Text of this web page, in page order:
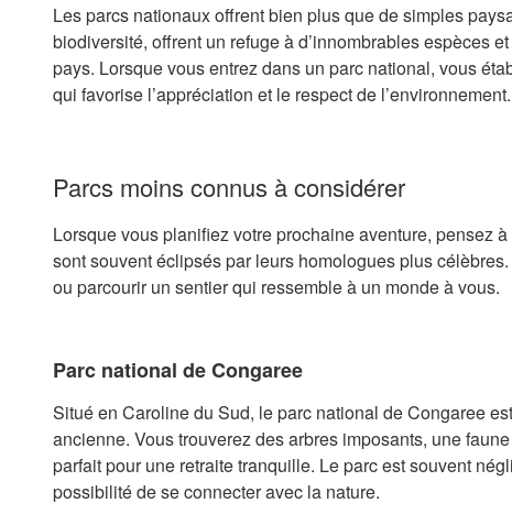
Les parcs nationaux offrent bien plus que de simples
biodiversité, offrent un refuge à d’innombrables espèces
pays. Lorsque vous entrez dans un parc national, vous
qui favorise l’appréciation et le respect de l’environnement.
Parcs moins connus à considérer
Lorsque vous planifiez votre prochaine aventure, pensez
sont souvent éclipsés par leurs homologues plus
ou parcourir un sentier qui ressemble à un monde à vous.
Parc national de Congaree
Situé en Caroline du Sud, le parc national de Congaree
ancienne. Vous trouverez des arbres imposants, une
parfait pour une retraite tranquille. Le parc est souvent
possibilité de se connecter avec la nature.